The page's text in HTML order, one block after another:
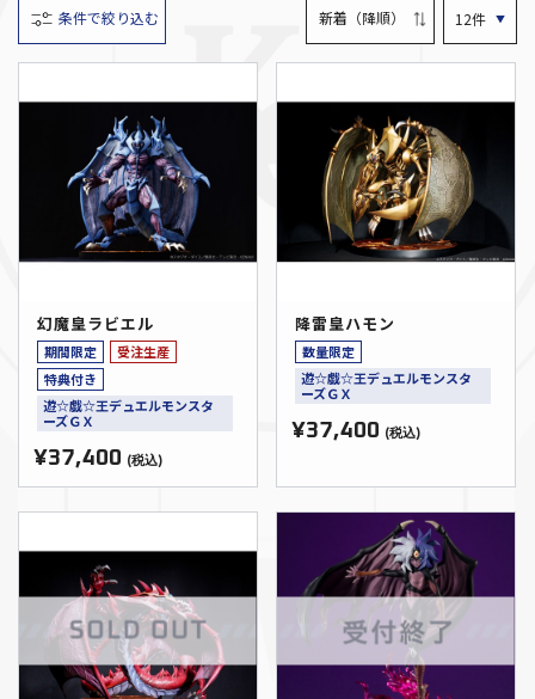
条件で絞り込む
幻魔皇ラビエル
期間限定
受注生産
特典付き
遊☆戯☆王デュエルモンスタ
ーズＧＸ
¥37,400 (税込)
降雷皇ハモン
数量限定
遊☆戯☆王デュエルモンスタ
ーズＧＸ
¥37,400 (税込)